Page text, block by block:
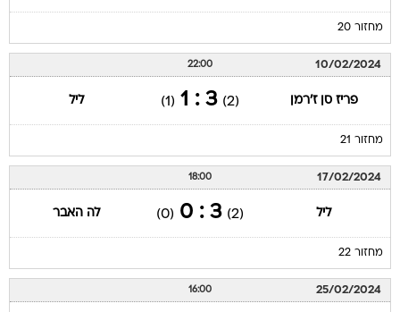
מחזור 20
10/02/2024
22:00
פריז סן ז'רמן (2)
3 : 1
(1) ליל
מחזור 21
17/02/2024
18:00
ליל (2)
3 : 0
(0) לה האבר
מחזור 22
25/02/2024
16:00